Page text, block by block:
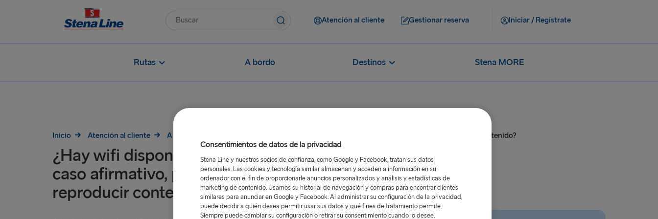
Atención al cliente Gestionar reserva Iniciar / Regístrate
Rutas A bordo Destinos Stena MORE
Inicio Atención al cliente A bordo ¿Hay wifi disponible a bordo y, en caso afirmativo, puedo usarlo para reproducir contenido?
¿Hay wifi disponible a bordo y, en
caso afirmativo, puedo usarlo para
reproducir contenido?
Consentimientos de datos de la privacidad
Stena Line y nuestros socios de confianza, como Google y Facebook, tratan sus datos
personales. Las cookies y tecnología similar almacenan y acceden a información en su
ordenador con el fin de proporcionarle anuncios personalizados y análisis y estadísticas de
marketing de contenido. Usamos su historial de navegación y compras para encontrar clientes
similares para anunciar en Google y Facebook. Al administrar su configuración de la privacidad,
puede decidir a quién desea permitir usar sus datos y qué fines de tratamiento permite.
Siempre puede cambiar su configuración o retirar su consentimiento cuando lo desee.